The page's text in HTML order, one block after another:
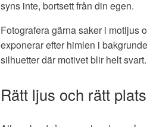
syns inte, bortsett från din egen.
Fotografera gärna saker i motljus
exponerar efter himlen i
silhuetter där motivet blir helt svart.
Rätt ljus och rätt plats